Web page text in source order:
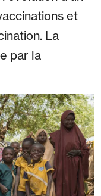
et
La
par la